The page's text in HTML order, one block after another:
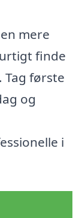
mere
finde
første
og
i